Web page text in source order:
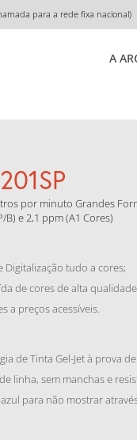
para a rede fixa nacional)
A
por minuto Grandes
B) e 2,1 ppm (A1 Cores)
Digitalização tudo a cores;
de cores de alta qualidade
a preços acessíveis.
de Tinta Gel-Jet à prova
linha, sem manchas e
para não mostrar